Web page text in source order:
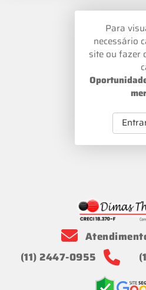
Para
necessário
site ou fazer
(11) 2447-0955